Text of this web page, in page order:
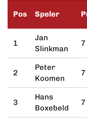
Pos Speler
1
Jan
Slinkman
7
2
Peter
Koomen
7
3
Hans
Boxebeld
7